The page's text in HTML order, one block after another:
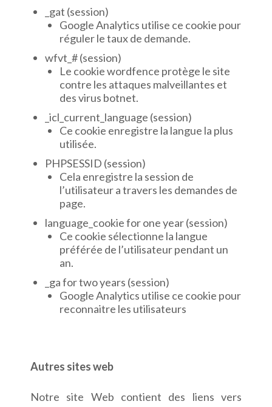
_gat (session)
Google Analytics utilise ce cookie pour
réguler le taux de demande.
wfvt_# (session)
Le cookie wordfence protège le site
contre les attaques malveillantes et
des virus botnet.
_icl_current_language (session)
Ce cookie enregistre la langue la plus
utilisée.
PHPSESSID (session)
Cela enregistre la session de
l’utilisateur a travers les demandes de
page.
language_cookie for one year (session)
Ce cookie sélectionne la langue
préférée de l’utilisateur pendant un
an.
_ga for two years (session)
Google Analytics utilise ce cookie pour
reconnaitre les utilisateurs
Autres sites web
Notre site Web contient des liens vers